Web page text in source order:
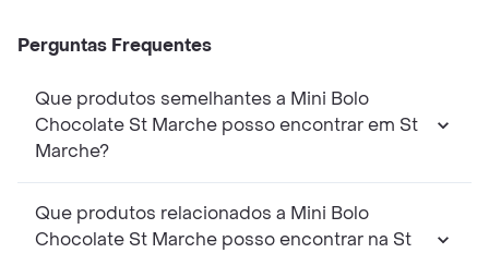
Perguntas Frequentes
Que produtos semelhantes a Mini Bolo
Chocolate St Marche posso encontrar em St
Marche?
Que produtos relacionados a Mini Bolo
Chocolate St Marche posso encontrar na St